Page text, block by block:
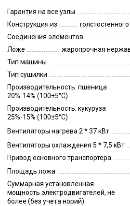
Гарантия на все узлы
Конструкция из
Соединения элементов
Ложе
жаропрочная
Тип машины
Тип сушилки
Производительность: пшеница
20%-14% (100±5°С)
Производительность: кукуруза
25%-15% (100±5°С)
Вентиляторы нагрева 2 * 37 кВт
Вентиляторы охлаждения 5 * 7,5 кВт
Привод основного транспортёра
Площадь ложа
Суммарная установленная
мощность электродвигателей, не
более (без учета норий)